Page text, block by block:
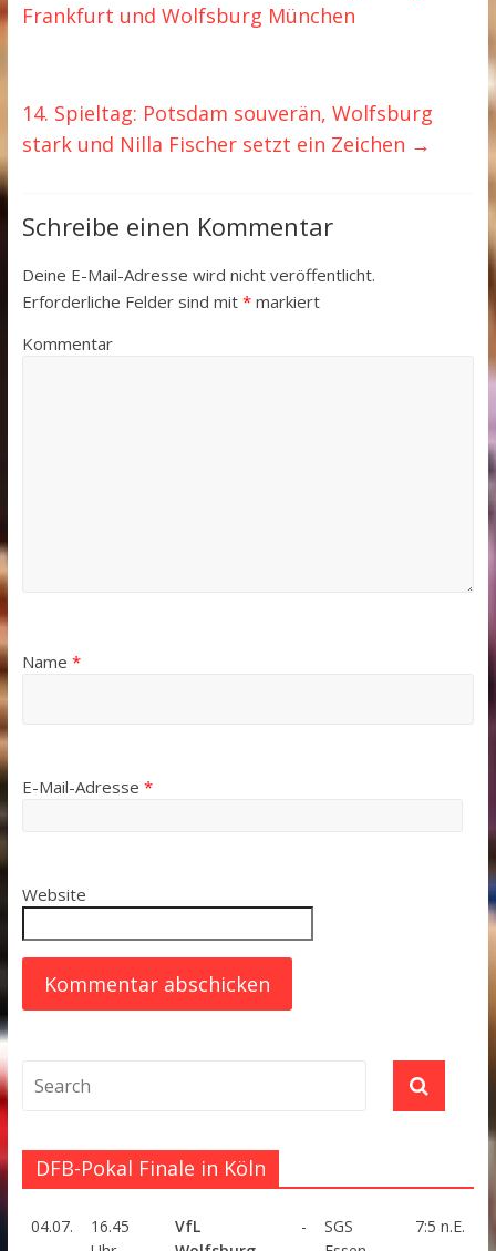
Frankfurt und Wolfsburg München
14. Spieltag: Potsdam souverän, Wolfsburg
stark und Nilla Fischer setzt ein Zeichen →
Schreibe einen Kommentar
Deine E-Mail-Adresse wird nicht veröffentlicht.
Erforderliche Felder sind mit *markiert
Kommentar
Name *
E-Mail-Adresse *
Website
DFB-Pokal Finale in Köln
04.07.
16.45
VfL
-
SGS
7:5 n.E.